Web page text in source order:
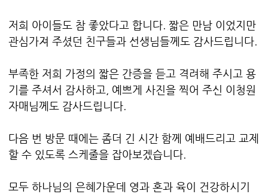
저희 아이들도 참 좋았다고 합니다. 짧은 만남 이었지만
관심가져 주셨던 친구들과 선생님들께도 감사드립니다.
부족한 저희 가정의 짧은 간증을 듣고 격려해 주시고 용
기를 주셔서 감사하고, 예쁘게 사진을 찍어 주신 이청원
자매님께도 감사드립니다.
다음 번 방문 때에는 좀더 긴 시간 함께 예배드리고 교제
할 수 있도록 스케줄을 잡아보겠습니다.
모두 하나님의 은혜가운데 영과 혼과 육이 건강하시기